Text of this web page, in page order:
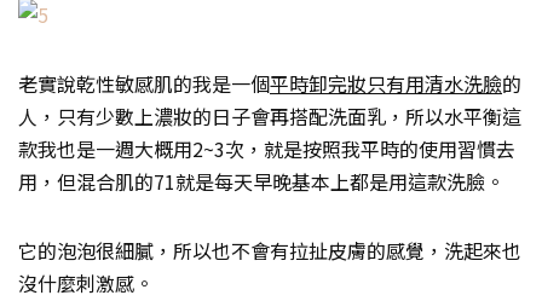
老實說乾性敏感肌的我是一個平時卸完妝只有用清水洗臉的
人，只有少數上濃妝的日子會再搭配洗面乳，所以水平衡這
款我也是一週大概用2~3次，就是按照我平時的使用習慣去
用，但混合肌的71就是每天早晚基本上都是用這款洗臉。
它的泡泡很細膩，所以也不會有拉扯皮膚的感覺，洗起來也
沒什麼刺激感。